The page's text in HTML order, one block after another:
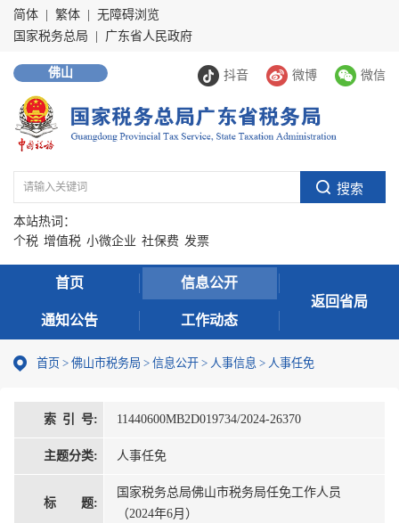
简体 繁体
无障碍浏览
国家税务总局
广东省人民政府
抖音 微博 微信
佛山
本站热词：
个税 增值税 小微企业 社保费 发票
首页 信息公开
通知公告 工作动态
返回省局
首页 > 佛山市税务局 > 信息公开 > 人事信息 > 人事任免
索 引 号: 11440600MB2D019734/2024-26370
主题分类: 人事任免
标 题:
国家税务总局佛山市税务局任免工作人员
（2024年6月）